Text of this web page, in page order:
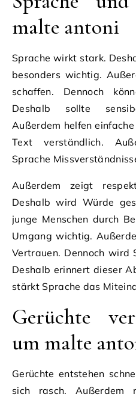
malte antoni
Sprache wirkt stark.
besonders wichtig.
schaffen. Dennoch
Deshalb sollte
Außerdem helfen
Text verständlich.
Sprache
Außerdem zeigt
Deshalb wird Würde
junge Menschen durch
Umgang wichtig.
Vertrauen. Dennoch wird
Deshalb erinnert dieser
stärkt Sprache das
Gerüchte
um malte
Gerüchte entstehen
sich rasch. Außerdem